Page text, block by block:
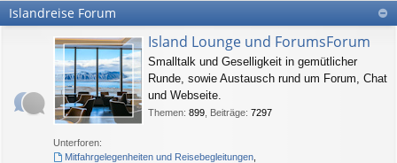
Islandreise Forum
Island Lounge und ForumsForum
Smalltalk und Geselligkeit in gemütlicher
Runde, sowie Austausch rund um Forum, Chat
und Webseite.
Themen: 899 Beiträge: 7297
Unterforen:
Mitfahrgelegenheiten und Reisebegleitungen,